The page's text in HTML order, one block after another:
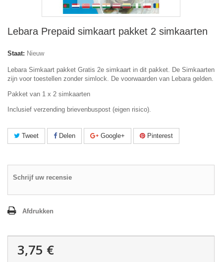
Lebara Prepaid simkaart pakket 2 simkaarten
Staat: Nieuw
Lebara Simkaart pakket Gratis 2e simkaart in dit pakket. De Simkaarten
zijn voor toestellen zonder simlock. De voorwaarden van Lebara gelden.
Pakket van 1 x 2 simkaarten
Inclusief verzending brievenbuspost (eigen risico).
Tweet Delen Google+ Pinterest
Schrijf uw recensie
Afdrukken
3,75 €